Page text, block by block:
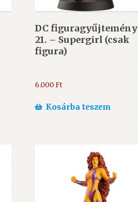
DC figuragyűjtemény
21. – Supergirl (csak
figura)
6.000Ft
Kosárba teszem